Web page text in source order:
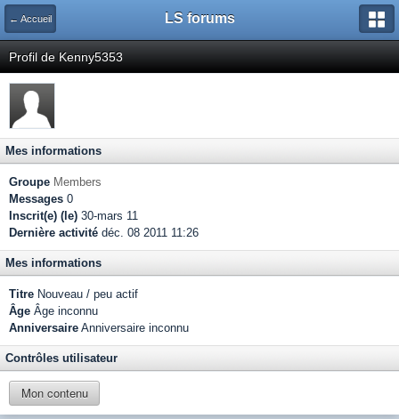
← Accueil LS forums
Profil de Kenny5353
Mes informations
Groupe Members
Messages 0
Inscrit(e) (le) 30-mars 11
Dernière activité déc. 08 2011 11:26
Mes informations
Titre Nouveau / peu actif
Âge Âge inconnu
Anniversaire Anniversaire inconnu
Contrôles utilisateur
Mon contenu